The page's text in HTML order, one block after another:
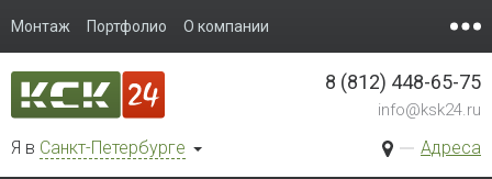
Монтаж Портфолио О компании
Я в Санкт-Петербурге Адреса
8 (812) 448-65-75
info@ksk24.ru